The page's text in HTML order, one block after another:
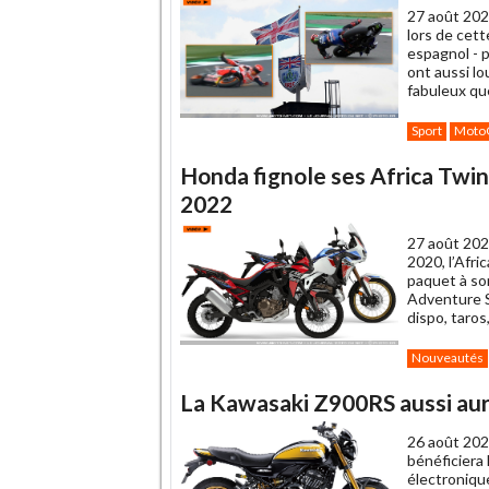
ami
27 août
lors de
espagnol -
ont aussi
fabuleux
Sport
Honda fignole ses Africa
2022
27 août
2020,
paquet à
Adventure
dispo,
Nouveautés
La Kawasaki Z900RS aussi
26 août
bénéficiera